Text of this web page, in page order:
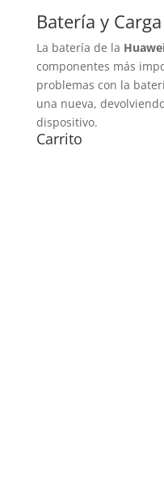
Batería y Carga
La batería de la
componentes más
problemas con la
una nueva,
dispositivo.
Carrito